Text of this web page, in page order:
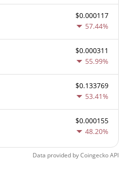
$0.000117
57.44%
$0.000311
55.99%
$0.133769
53.41%
$0.000155
48.20%
Data provided byCoingeckoAPI